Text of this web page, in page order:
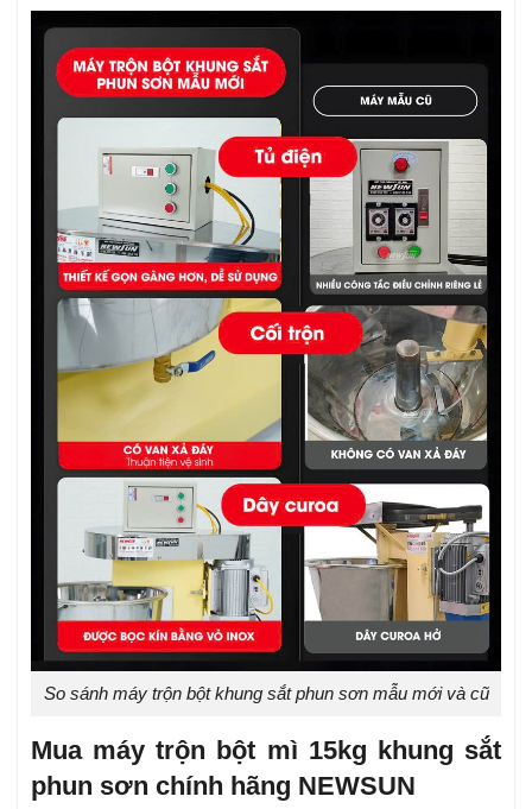
So sánh máy trộn bột khung sắt phun sơn mẫu mới và cũ
Mua máy trộn bột mì 15kg khung sắt
phun sơn chính hãng NEWSUN